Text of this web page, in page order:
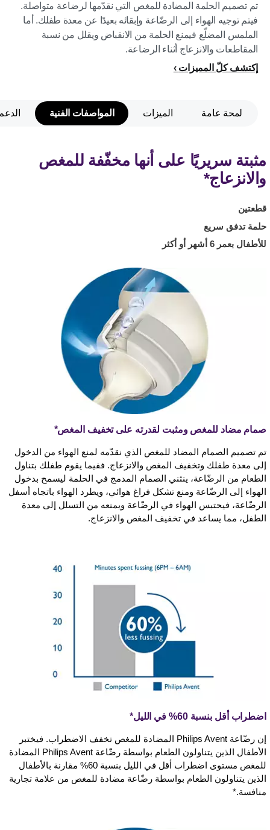
تم تصميم الحلمة المضادة للمغص التي نقدّمها لرضاعة متواصلة.
فيتم توجيه الهواء إلى الرضّاعة وإبقائه بعيدًا عن معدة طفلك. أما
الملمس المضلّع فيمنع الحلمة من الانقباض ويقلل من نسبة
المقاطعات والانزعاج أثناء الرضاعة.
إكتشف كلّ المميزات
لمحة عامة الميزات المواصفات الفنية
مثبتة سريريًا على أنها مخفّفة للمغص
والانزعاج*
قطعتين
حلمة تدفق سريع
للأطفال بعمر 6 أشهر أو أكثر
صمام مضاد للمغص ومثبت لقدرته على تخفيف المغص*
تم تصميم الصمام المضاد للمغص الذي نقدّمه لمنع الهواء من الدخول
إلى معدة طفلك وتخفيف المغص والانزعاج. ففيما يقوم طفلك بتناول
الطعام من الرضّاعة، ينثني الصمام المدمج في الحلمة ليسمح بدخول
الهواء إلى الرضّاعة ومنع تشكل فراغ هوائي، ويطرد الهواء باتجاه أسفل
الرضّاعة، فيحتبس الهواء في الرضّاعة ويمنعه من التسلل إلى معدة
الطفل، مما يساعد في تخفيف المغص والانزعاج.
اضطراب أقل بنسبة 60% في الليل*
إن رضّاعة Philips Avent المضادة للمغص تخفف الاضطراب. فيختبر
الأطفال الذين يتناولون الطعام بواسطة رضّاعة Philips Avent المضادة
للمغص مستوى اضطراب أقل في الليل بنسبة 60% مقارنة بالأطفال
الذين يتناولون الطعام بواسطة رضّاعة مضادة للمغص من علامة تجارية
منافسة.*